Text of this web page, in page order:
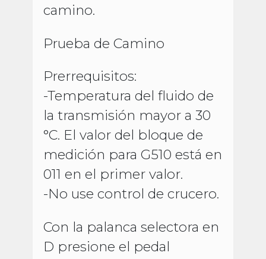
camino.
Prueba de Camino
Prerrequisitos:
-Temperatura del fluido de
la transmisión mayor a 30
°C. El valor del bloque de
medición para G510 está en
011 en el primer valor.
-No use control de crucero.
Con la palanca selectora en
D presione el pedal